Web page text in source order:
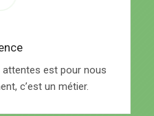
attentes est pour nous
c’est un métier.